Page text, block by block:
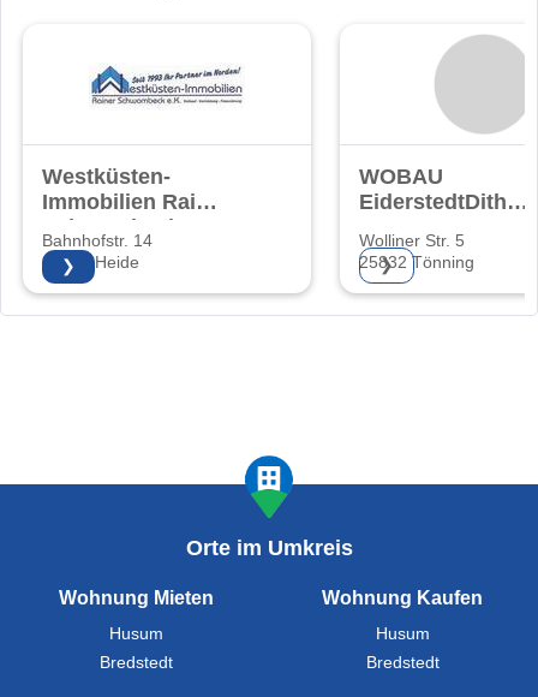
Westküsten-
Immobilien Rainer
Schwombeck e.K.
Bahnhofstr. 14
25746 Heide
❯
WOBAU
Wolliner Str. 5
25832 Tönning
❯
Orte im Umkreis
Wohnung Mieten
Husum
Bredstedt
Wohnung Kaufen
Husum
Bredstedt